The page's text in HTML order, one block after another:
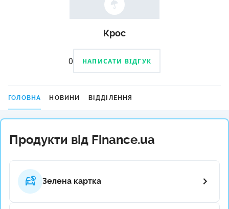
Крос
0 НАПИСАТИ ВІДГУК
ГОЛОВНА НОВИНИ ВІДДІЛЕННЯ
Продукти від Finance.ua
Зелена картка